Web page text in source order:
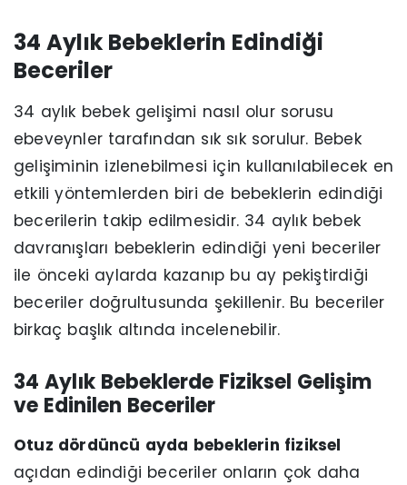
34 Aylık Bebeklerin Edindiği
Beceriler
34 aylık bebek gelişimi nasıl olur sorusu
ebeveynler tarafından sık sık sorulur. Bebek
gelişiminin izlenebilmesi için kullanılabilecek en
etkili yöntemlerden biri de bebeklerin edindiği
becerilerin takip edilmesidir. 34 aylık bebek
davranışları bebeklerin edindiği yeni beceriler
ile önceki aylarda kazanıp bu ay pekiştirdiği
beceriler doğrultusunda şekillenir. Bu beceriler
birkaç başlık altında incelenebilir.
34 Aylık Bebeklerde Fiziksel Gelişim
ve Edinilen Beceriler
Otuz dördüncü ayda bebeklerin fiziksel
açıdan edindiği beceriler onların çok daha